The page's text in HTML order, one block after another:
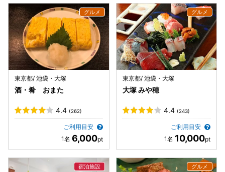
東京都/ 池袋・大塚
酒・肴 おまた
4.4 (262)
ご利用目安
6,000
東京都/ 池袋・大塚
大塚 みや穂
4.4 (243)
ご利用目安
10,000